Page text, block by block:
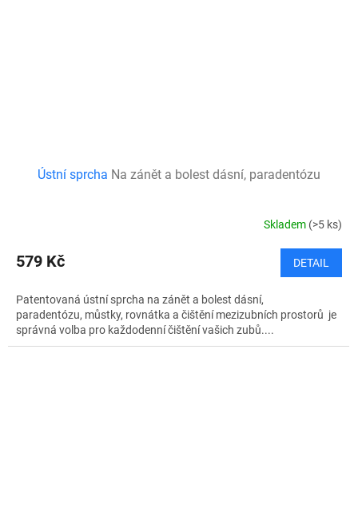
Ústní sprcha Na zánět a bolest dásní, paradentózu
Skladem (>5 ks)
579 Kč DETAIL
Patentovaná ústní sprcha na zánět a bolest dásní,
paradentózu, můstky, rovnátka a čištění mezizubních prostorů je
správná volba pro každodenní čištění vašich zubů....